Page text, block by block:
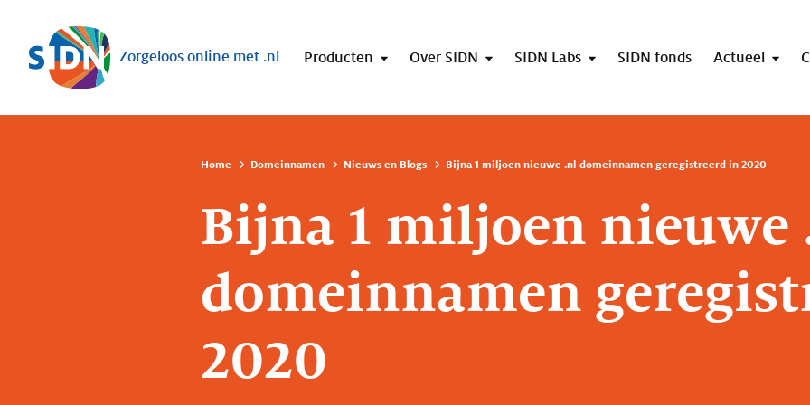
Sla navigatie over
Zorgeloos online met .nl Producten Over SIDN SIDN Labs SIDN fonds Actueel
Home Domeinnamen Nieuws en Blogs Bijna 1 miljoen nieuwe .nl-domeinnamen geregistreerd in 2020
Bijna 1 miljoen nieuwe
domeinnamen
2020